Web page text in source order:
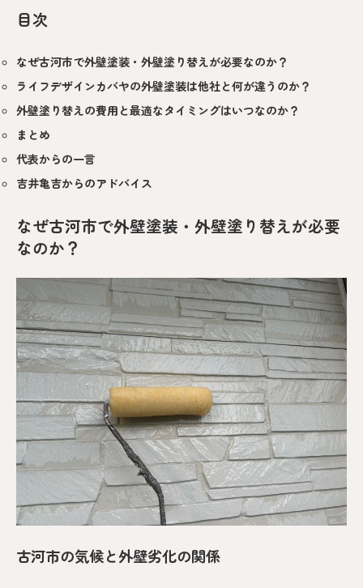
目次
なぜ古河市で外壁塗装・外壁塗り替えが必要なのか？
ライフデザインカバヤの外壁塗装は他社と何が違うのか？
外壁塗り替えの費用と最適なタイミングはいつなのか？
まとめ
代表からの一言
吉井亀吉からのアドバイス
なぜ古河市で外壁塗装・外壁塗り替えが必要
なのか？
古河市の気候と外壁劣化の関係